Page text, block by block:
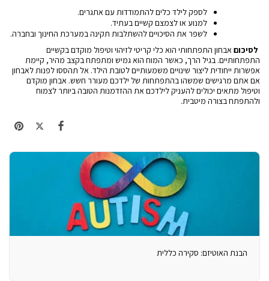
לספק לילד כלים להתמודדות עם אתגרים.
למנוע או לצמצם קשיים בעתיד.
לשפר את הסיכויים להשתלבות תקינה במערכת החינוך ובחברה.
לסיכום אבחון התפתחותי הוא כלי קריטי לזיהוי וטיפול מוקדם בקשיים
התפתחותיים. בגיל הרך, כאשר המוח הוא גמיש ומתפתח בקצב מהיר, קיימת
אפשרות ייחודית ליצור שינויים משמעותיים לטובת הילד. אל תהססו לפנות לאבחון
אם אתם מרגישים שמשהו בהתפתחות של ילדכם מעורר חשש. אבחון מוקדם
וטיפול מתאים יכולים להעניק לילדכם את ההזדמנות הטובה ביותר לצמוח
ולהתפתח בצורה מיטבית.
הבנת האוטיזם: סקירה כללית